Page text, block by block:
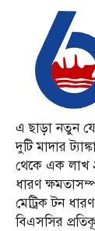
এ ছাড়া নতুন
দুটি মাদার
থেকে এক লাখ
ধারণ
মেট্রিক টন
বিএসসির